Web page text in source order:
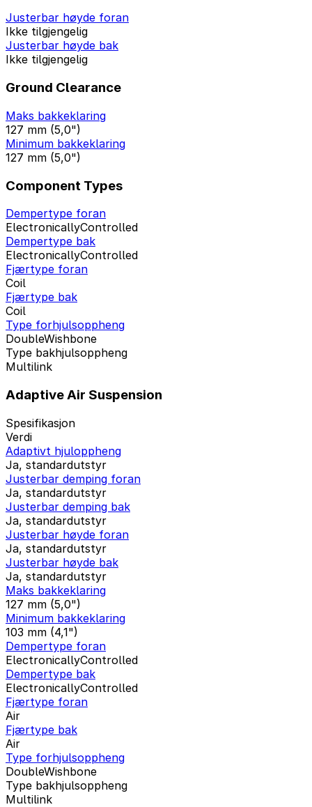
Justerbar høyde foran
Ikke tilgjengelig
Justerbar høyde bak
Ikke tilgjengelig
Ground Clearance
Maks bakkeklaring
127 mm (5,0")
Minimum bakkeklaring
127 mm (5,0")
Component Types
Dempertype foran
ElectronicallyControlled
Dempertype bak
ElectronicallyControlled
Fjærtype foran
Coil
Fjærtype bak
Coil
Type forhjulsoppheng
DoubleWishbone
Type bakhjulsoppheng
Multilink
Adaptive Air Suspension
Spesifikasjon
Verdi
Adaptivt hjuloppheng
Ja, standardutstyr
Justerbar demping foran
Ja, standardutstyr
Justerbar demping bak
Ja, standardutstyr
Justerbar høyde foran
Ja, standardutstyr
Justerbar høyde bak
Ja, standardutstyr
Maks bakkeklaring
127 mm (5,0")
Minimum bakkeklaring
103 mm (4,1")
Dempertype foran
ElectronicallyControlled
Dempertype bak
ElectronicallyControlled
Fjærtype foran
Air
Fjærtype bak
Air
Type forhjulsoppheng
DoubleWishbone
Type bakhjulsoppheng
Multilink